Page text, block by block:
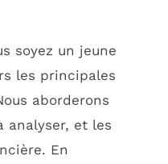
soyez un jeune
les principales
aborderons
analyser, et les
En